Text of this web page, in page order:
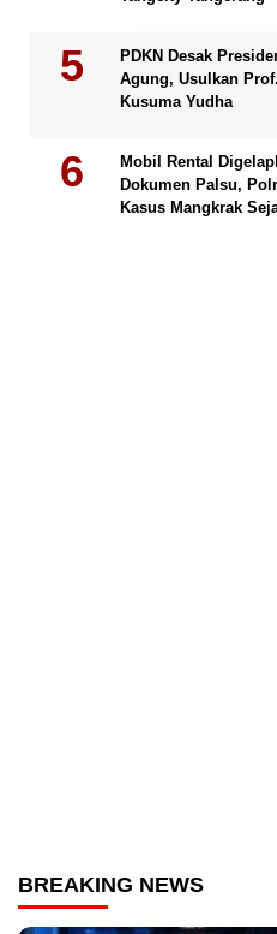
PDKN Desak
Agung, Usulkan
Kusuma Yudha
Mobil Rental
Dokumen Palsu,
Kasus Mangkrak
BREAKING NEWS